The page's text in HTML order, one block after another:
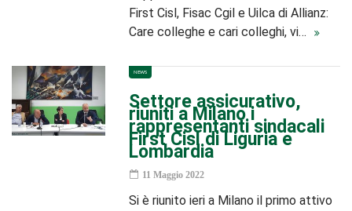
First Cisl, Fisac Cgil e Uilca di Allianz:
Care colleghe e cari colleghi, vi…
NEWS
Settore assicurativo,
riuniti a Milano i
rappresentanti sindacali
First Cisl di Liguria e
Lombardia
11 Maggio 2022
Si è riunito ieri a Milano il primo attivo